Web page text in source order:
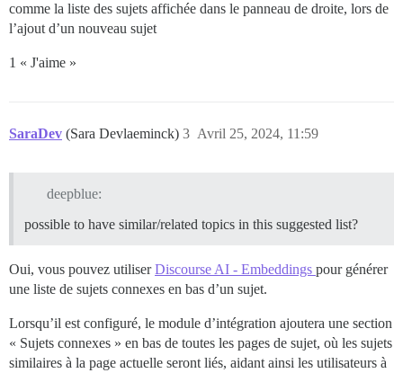
comme la liste des sujets affichée dans le panneau de droite, lors de
l’ajout d’un nouveau sujet
1 « J'aime »
SaraDev (Sara Devlaeminck) Avril 25, 2024, 11:59
3
deepblue:
possible to have similar/related topics in this suggested list?
Oui, vous pouvez utiliserDiscourse AI - Embeddings pour générer
une liste de sujets connexes en bas d’un sujet.
Lorsqu’il est configuré, le module d’intégration ajoutera une section
« Sujets connexes » en bas de toutes les pages de sujet, où les sujets
similaires à la page actuelle seront liés, aidant ainsi les utilisateurs à